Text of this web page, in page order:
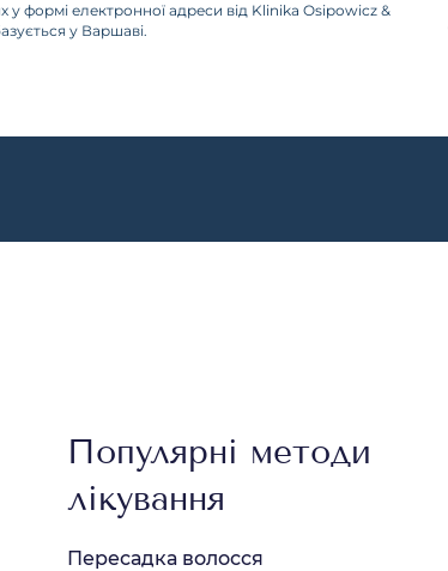
у формі електронної адреси від Klinika Osipowicz &
у Варшаві.
Популярні методи
лікування
Пересадка волосся